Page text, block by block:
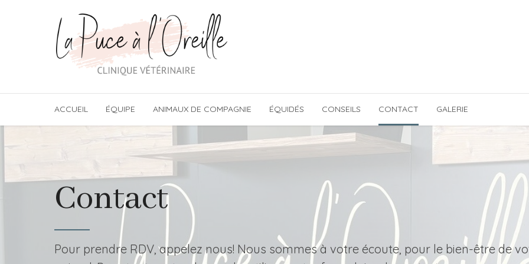
ACCUEIL ÉQUIPE ANIMAUX DE COMPAGNIE ÉQUIDÉS CONSEILS CONTACT GALERIE
Contact
Pour prendre RDV, appelez nous! Nous sommes à votre écoute, pour le bien-être de